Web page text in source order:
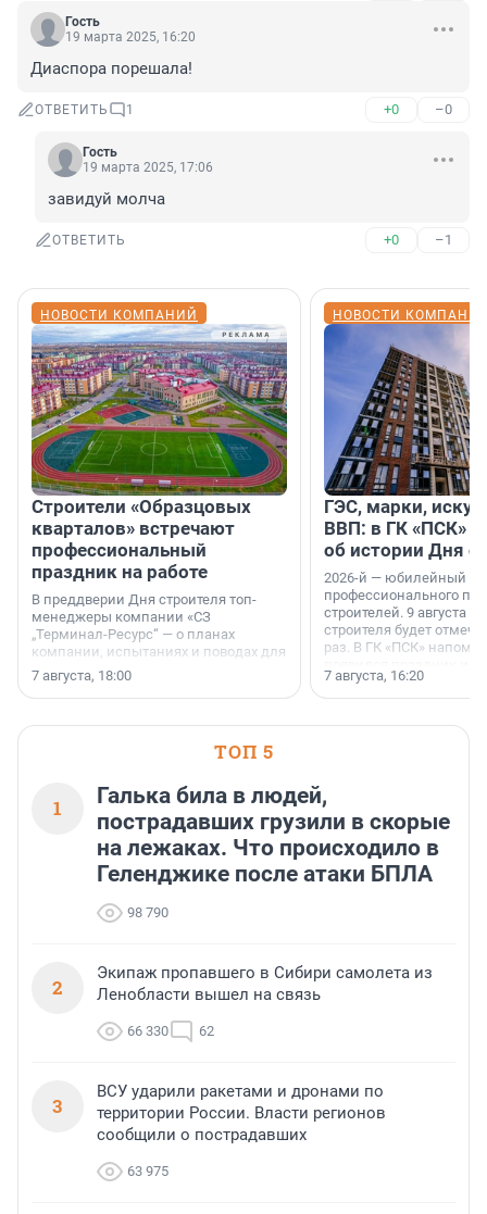
Гость
19 марта 2025, 16:20
Диаспора порешала!
ОТВЕТИТЬ 1 +0 –0
Гость
19 марта 2025, 17:06
завидуй молча
ОТВЕТИТЬ +0 –1
НОВОСТИ КОМПАНИЙ
Строители «Образцовых
кварталов» встречают
профессиональный
праздник на работе
В преддверии Дня строителя топ-
менеджеры компании «СЗ
„Терминал-Ресурс“ — о планах
компании, испытаниях и поводах для
осторожного оптимизма.
7 августа, 18:00
НОВОСТИ
ГЭС, марки,
ВВП: в ГК «ПСК»
об истории Дня
2026-й — юбилейный
профессионального
строителей. 9 августа
строителя будет
раз. В ГК «ПСК»
поменялась роль
7 августа, 16:20
ТОП 5
1
Галька била в людей,
пострадавших грузили в скорые
на лежаках. Что происходило в
Геленджике после атаки БПЛА
98 790
2
Экипаж пропавшего в Сибири самолета из
Ленобласти вышел на связь
66 330 62
3
ВСУ ударили ракетами и дронами по
территории России. Власти регионов
сообщили о пострадавших
63 975